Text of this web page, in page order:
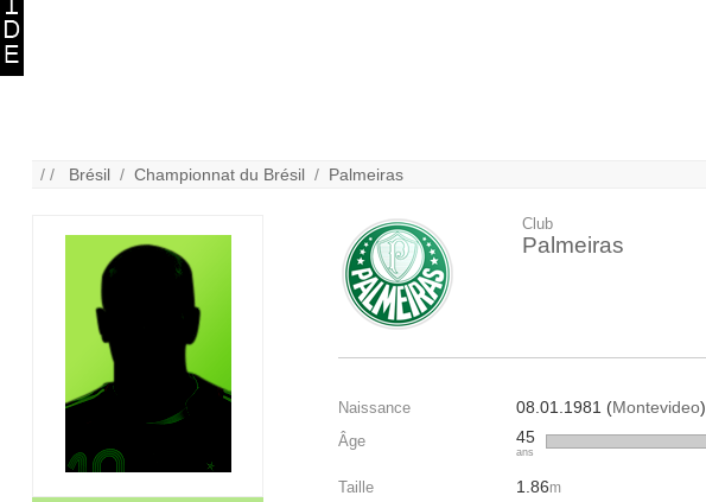
/ / Brésil /Championnat du Brésil / Palmeiras
Club
Palmeiras
Naissance 08.01.1981 (Montevideo)
Âge 45
ans
Taille 1.86m